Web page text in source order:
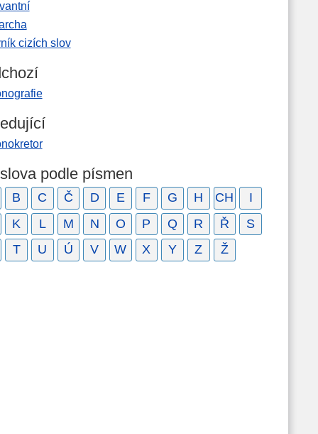
cizích slov
podle písmen
B C Č D E F G H CH
I
K
L M N O P Q R Ř
S
T
U Ú V W X Y Z Ž